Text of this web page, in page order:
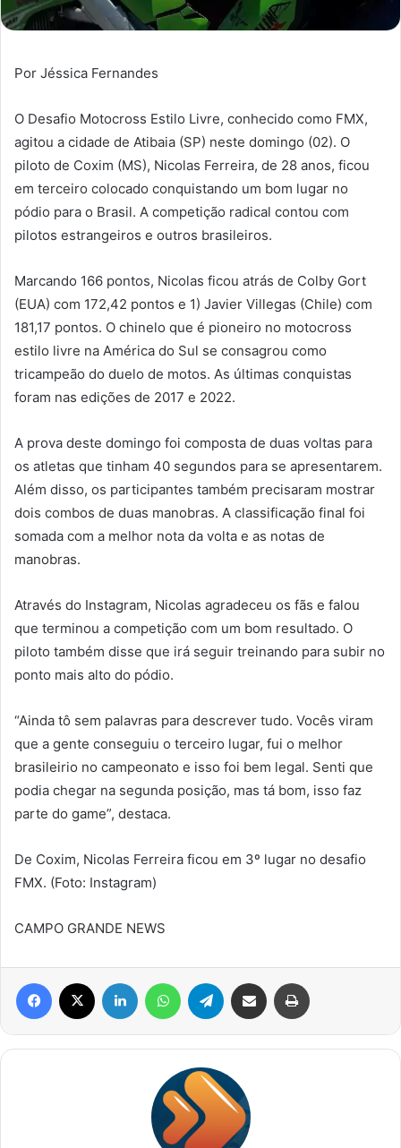
Por Jéssica Fernandes
O Desafio Motocross Estilo Livre, conhecido como FMX,
agitou a cidade de Atibaia (SP) neste domingo (02). O
piloto de Coxim (MS), Nicolas Ferreira, de 28 anos, ficou
em terceiro colocado conquistando um bom lugar no
pódio para o Brasil. A competição radical contou com
pilotos estrangeiros e outros brasileiros.
Marcando 166 pontos, Nicolas ficou atrás de Colby Gort
(EUA) com 172,42 pontos e 1) Javier Villegas (Chile) com
181,17 pontos. O chinelo que é pioneiro no motocross
estilo livre na América do Sul se consagrou como
tricampeão do duelo de motos. As últimas conquistas
foram nas edições de 2017 e 2022.
A prova deste domingo foi composta de duas voltas para
os atletas que tinham 40 segundos para se apresentarem.
Além disso, os participantes também precisaram mostrar
dois combos de duas manobras. A classificação final foi
somada com a melhor nota da volta e as notas de
manobras.
Através do Instagram, Nicolas agradeceu os fãs e falou
que terminou a competição com um bom resultado. O
piloto também disse que irá seguir treinando para subir no
ponto mais alto do pódio.
“Ainda tô sem palavras para descrever tudo. Vocês viram
que a gente conseguiu o terceiro lugar, fui o melhor
brasileirio no campeonato e isso foi bem legal. Senti que
podia chegar na segunda posição, mas tá bom, isso faz
parte do game”, destaca.
De Coxim, Nicolas Ferreira ficou em 3º lugar no desafio
FMX. (Foto: Instagram)
CAMPO GRANDE NEWS
Facebook Linkedin WhatsAppTelegram Compartilhar via e-mail